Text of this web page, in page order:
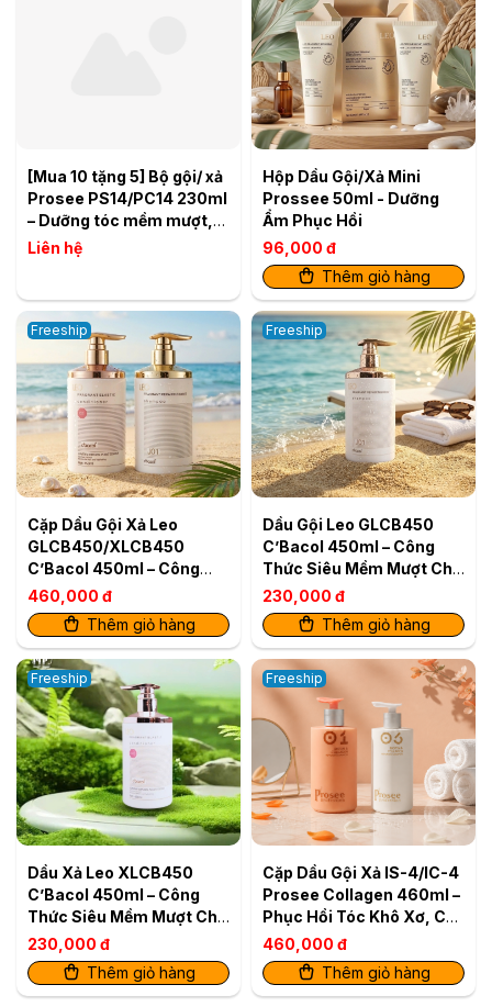
[Mua 10 tặng 5] Bộ gội/ xả
Prosee PS14/PC14 230ml
– Dưỡng tóc mềm mượt,
giảm xơ rối
Liên hệ
Hộp Dầu Gội/Xả Mini
Prossee 50ml - Dưỡng
Ẩm Phục Hồi
96,000 đ
Thêm giỏ hàng
Freeship
Cặp Dầu Gội Xả Leo
GLCB450/XLCB450
C’Bacol 450ml – Công
Thức Siêu Mềm Mượt Cho
Tóc Khỏe Bóng
460,000 đ
Thêm giỏ hàng
Freeship
Dầu Gội Leo GLCB450
C’Bacol 450ml – Công
Thức Siêu Mềm Mượt Cho
Tóc Khỏe Bóng
230,000 đ
Thêm giỏ hàng
Freeship
Dầu Xả Leo XLCB450
C’Bacol 450ml – Công
Thức Siêu Mềm Mượt Cho
Tóc Khỏe Bóng
230,000 đ
Thêm giỏ hàng
Freeship
Cặp Dầu Gội Xả IS-4/IC-4
Prosee Collagen 460ml –
Phục Hồi Tóc Khô Xơ, Chẻ
Ngọn & Gãy Rụng
460,000 đ
Thêm giỏ hàng